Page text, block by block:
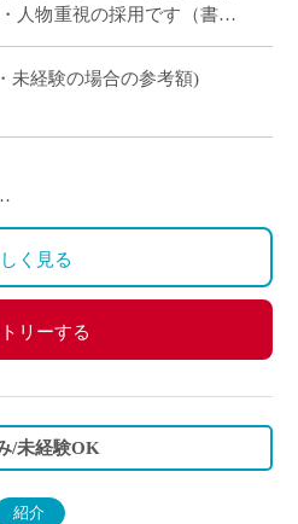
人物重視の採用です（書類
） ・2～3年後を […]
未経験の場合の参考額)
用保険、労災保険
学校スケジュールによる
く見る
リーする
/未経験OK
紹介